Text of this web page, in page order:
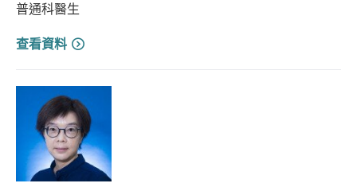
普通科醫生
查看資料